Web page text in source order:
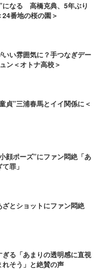
になる 高橋克典、5年ぶり
番地の桜の園＞
い雰囲気に？手つなぎデー
ン＜オトナ高校＞
貞”三浦春馬とイイ関係に＜
顔ポーズ”にファン悶絶「あ
罪」
とショットにファン悶絶
る「あまりの透明感に直視
そう」と絶賛の声